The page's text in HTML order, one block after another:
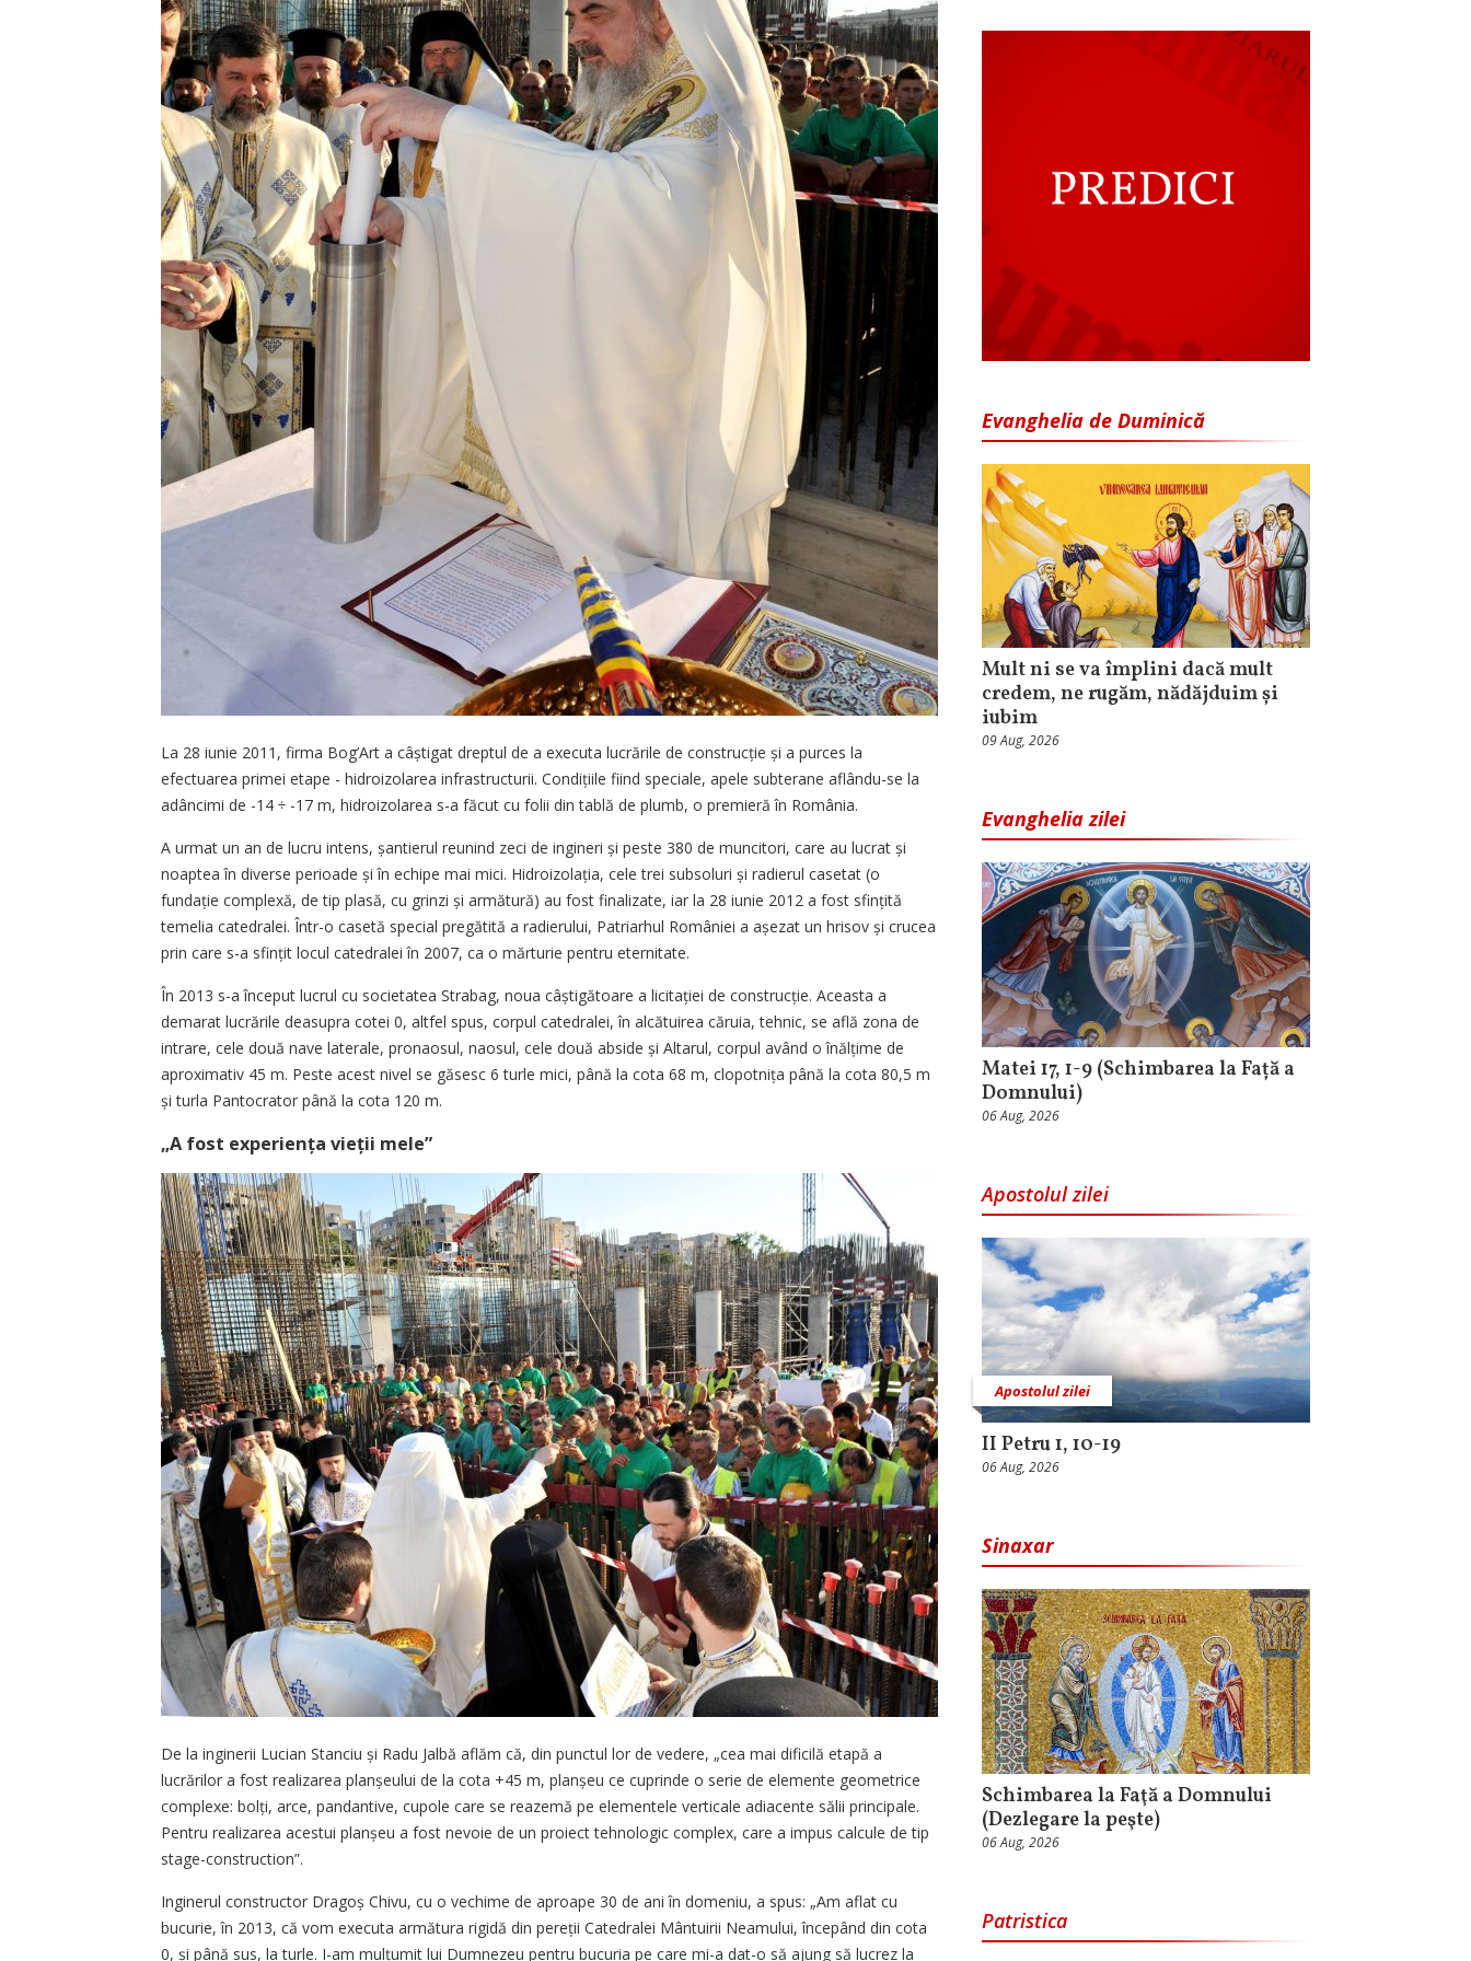
La 28 iunie 2011, firma Bog’Art a câștigat dreptul de a executa lucrările de construcție și a purces la
efectuarea primei etape - hidroizolarea infrastructurii. Condi­țiile fiind speciale, apele subterane aflându-se la
adâncimi de -14 ÷ -17 m, hidroizolarea s-a făcut cu folii din tablă de plumb, o premieră în România.
A urmat un an de lucru intens, șantierul reunind zeci de ingineri și peste 380 de muncitori, care au lucrat și
noaptea în diverse perioade și în echipe mai mici. Hi­dro­izolația, cele trei subsoluri și radierul casetat (o
fundație complexă, de tip plasă, cu grinzi și armătură) au fost finalizate, iar la 28 iunie 2012 a fost sfințită
temelia catedralei. Într-o casetă special pregătită a radierului, Patriarhul României a așezat un hrisov și crucea
prin care s-a sfințit locul catedralei în 2007, ca o mărturie pentru eternitate.
În 2013 s-a început lucrul cu societatea Strabag, noua câști­gătoare a licitației de construcție. Aceasta a
demarat lucrările deasupra cotei 0, altfel spus, corpul catedralei, în alcătuirea căruia, tehnic, se află zona de
intrare, cele două nave laterale, pronaosul, naosul, cele două abside și Altarul, corpul având o înălțime de
aproximativ 45 m. Peste acest nivel se găsesc 6 turle mici, până la cota 68 m, clopotnița până la cota 80,5 m
și turla Pantocrator până la cota 120 m.
„A fost experiența vieții mele”
De la inginerii Lucian Stanciu și Radu Jalbă aflăm că, din punctul lor de vedere, „cea mai dificilă etapă a
lucrărilor a fost realizarea planșeului de la cota +45 m, planșeu ce cuprinde o serie de elemente geometrice
complexe: bolți, arce, pandantive, cupole care se reazemă pe elementele verticale adiacente sălii principale.
Pentru realizarea acestui planșeu a fost nevoie de un proiect tehnologic complex, care a impus calcule de tip
stage-construction”.
Inginerul constructor Dragoș Chivu, cu o vechime de aproape 30 de ani în domeniu, a spus: „Am aflat cu
bucurie, în 2013, că vom executa armătura rigidă din pereții Catedralei Mântuirii Neamului, începând din cota
0, și până sus, la turle. I-am mul­țumit lui Dumnezeu pentru bucuria pe care mi-a dat-o să ajung să lucrez la
Evanghelia de Duminică
Mult ni se va împlini dacă mult
credem, ne rugăm, nădăjduim și
iubim
09 Aug, 2026
Evanghelia zilei
Matei 17, 1-9 (Schimbarea la Față a
Domnului)
06 Aug, 2026
Apostolul zilei
Apostolul zilei
II Petru 1, 10-19
06 Aug, 2026
Sinaxar
Schimbarea la Faţă a Domnului
(Dezlegare la peşte)
06 Aug, 2026
Patristica